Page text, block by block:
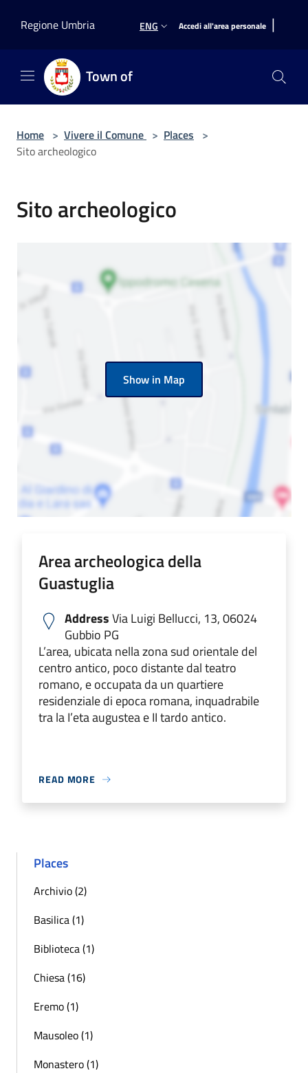
Regione Umbria
ENG Accedi all'area personale |
Town of
Home > Vivere il Comune > Places >
Sito archeologico
Sito archeologico
Show in Map
Area archeologica della
Guastuglia
AddressVia Luigi Bellucci, 13, 06024
Gubbio PG
L’area, ubicata nella zona sud orientale del
centro antico, poco distante dal teatro
romano, e occupata da un quartiere
residenziale di epoca romana, inquadrabile
tra la I’eta augustea e II tardo antico.
READ MORE
Places
Archivio (2)
Basilica (1)
Biblioteca (1)
Chiesa (16)
Eremo (1)
Mausoleo (1)
Monastero (1)